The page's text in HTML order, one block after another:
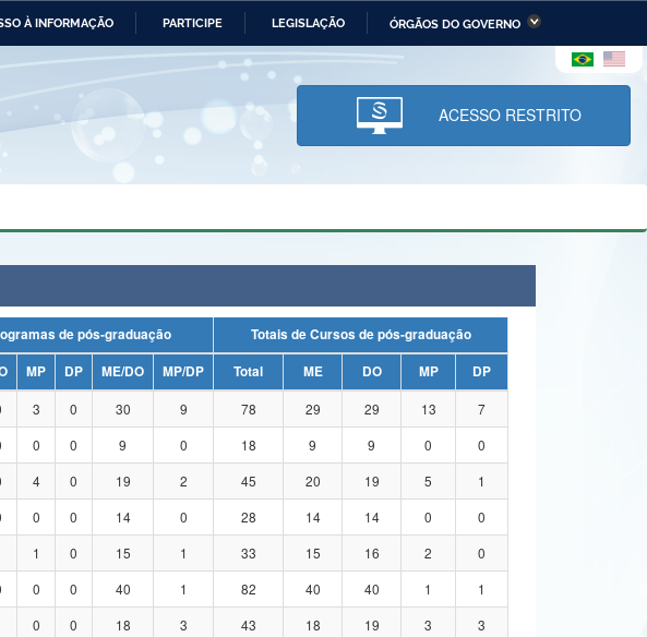
À INFORMAÇÃO PARTICIPE LEGISLAÇÃO ÓRGÃOS DO GOVERNO
Ministério da Economia Ministério da Infraestrutura
Ministério da Ciência,
Tecnologia, Inovações e
Comunicações
e dos Direitos Humanos
Brasil Planalto
ACESSO RESTRITO
Total de Programas de pós-graduação
Totais de Cursos de pós-graduação
MP DP ME/DO MP/DP Total ME DO MP
DP
3 0 30 9 78 29 29 13
7
0 0 9 0 18 9 9 0
0
4 0 19 2 45 20 19 5
1
0 0 14 0 28 14 14 0
0
1 0 15 1 33 15 16 2
0
0 0 40 1 82 40 40 1
1
0 0 18 3 43 18 19 3
3